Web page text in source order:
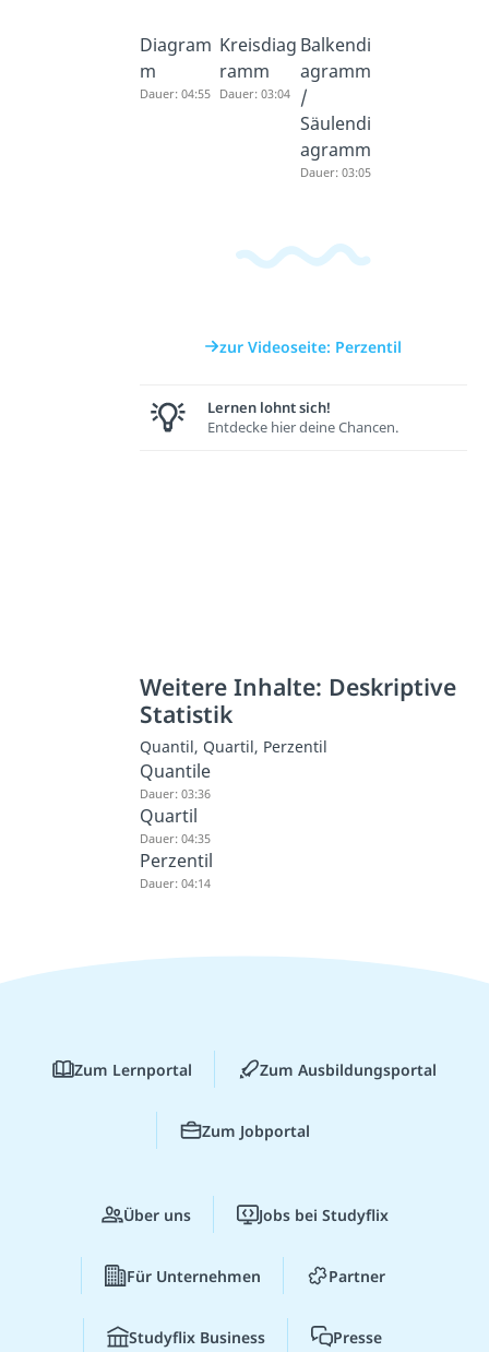
Diagram
m
Dauer: 04:55
Kreisdiag
ramm
Dauer: 03:04
Balkendi
agramm
/
Säulendi
agramm
Dauer: 03:05
zur Videoseite: Perzentil
Lernen lohnt sich!
Entdecke hier deine Chancen.
Weitere Inhalte: Deskriptive
Statistik
Quantil, Quartil, Perzentil
Quantile
Dauer: 03:36
Quartil
Dauer: 04:35
Perzentil
Dauer: 04:14
Zum Lernportal Zum Ausbildungsportal
Zum Jobportal
Über uns Jobs bei Studyflix
Für Unternehmen Partner
Studyflix Business Presse